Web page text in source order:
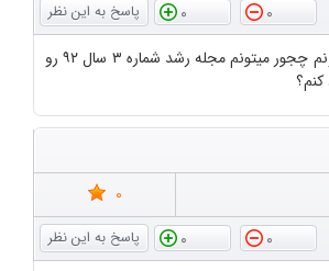
0
0
سلام میخواستم بدونم چجور میتونم مجله رشد شماره ۳ سال ۹۲ رو
0
0
0